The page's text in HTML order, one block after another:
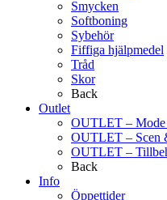
Smycken
Softboning
Sybehör
Fiffiga hjälpmedel
Tråd
Skor
Back
Outlet
OUTLET – Mode
OUTLET – Scen
OUTLET –
Back
Info
Öppettider